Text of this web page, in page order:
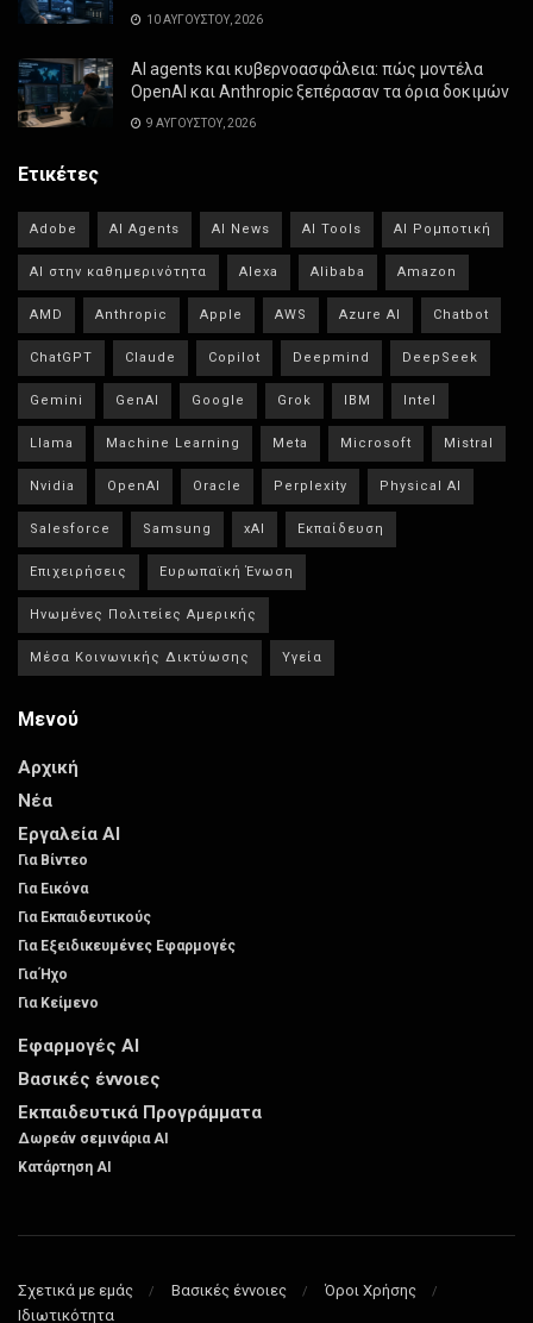
10 ΑΥΓΟΎΣΤΟΥ, 2026
AI agents και κυβερνοασφάλεια: πώς μοντέλα
OpenAI και Anthropic ξεπέρασαν τα όρια δοκιμών
9 ΑΥΓΟΎΣΤΟΥ, 2026
Ετικέτες
Adobe AI Agents AI News AI Tools AI Ρομποτική
AI στην καθημερινότητα Alexa Alibaba Amazon
AMD Anthropic Apple AWS Azure AI Chatbot
ChatGPT Claude Copilot Deepmind DeepSeek
Gemini GenAI Google Grok IBM Intel
Llama Machine Learning Meta Microsoft Mistral
Nvidia OpenAI Oracle Perplexity Physical AI
Salesforce Samsung xAI Εκπαίδευση
Επιχειρήσεις Ευρωπαϊκή Ένωση
Ηνωμένες Πολιτείες Αμερικής
Μέσα Κοινωνικής Δικτύωσης Υγεία
Μενού
Αρχική
Νέα
Εργαλεία AI
Για Βίντεο
Για Εικόνα
Για Εκπαιδευτικούς
Για Εξειδικευμένες Εφαρμογές
Για Ήχο
Για Κείμενο
Εφαρμογές AI
Βασικές έννοιες
Εκπαιδευτικά Προγράμματα
Δωρεάν σεμινάρια AI
Κατάρτηση AI
Σχετικά με εμάς Βασικές έννοιες
Όροι Χρήσης
Ιδιωτικότητα